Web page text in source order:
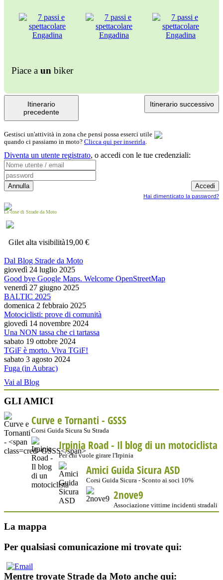
Piace a un biker
Itinerario
precedente
Itinerario successivo
Gestisci un'attività in zona che pensi possa esserci utile
quando ci passiamo in moto? Clicca qui per inserirla
Diventa un utente registrato, o accedi con le tue credenziali:
Hai dimenticato la password?
Le cose di Strade da Moto
Gilet alta visibilità19,00 €
Dal Blog Strade da Moto
giovedì 24 luglio 2025
Good bye Google Maps. Welcome OpenStreetMap
venerdì 27 giugno 2025
BALTIC 2025
domenica 2 febbraio 2025
Motociclisti: prove di comunità
giovedì 14 novembre 2024
Una NON tassa che ci tartassa
sabato 19 ottobre 2024
TGiF è morto. Viva TGiF!
sabato 3 agosto 2024
Fuga (in Aubrac)
Vai al Blog
GLI AMICI
Curve e Tornanti - GSSS
Corsi Guida Sicura Su Strada
Irpinia Road - Il blog di un motociclista
Per chi vuole girare l'Irpinia
Amici Guida Sicura ASD
Corsi Guida Sicura - Sconto ai soci 10%
2nove9
Associazione vittime incidenti stradali
La mappa
Per qualsiasi comunicazione mi trovate qui:
Mentre trovate Strade da Moto anche qui: